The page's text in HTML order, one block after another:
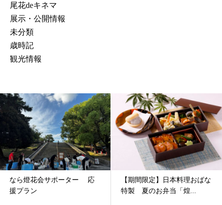
尾花deキネマ
展示・公開情報
未分類
歳時記
観光情報
なら燈花会サポーター 応
援プラン
【期間限定】日本料理おばな
特製 夏のお弁当「煌...